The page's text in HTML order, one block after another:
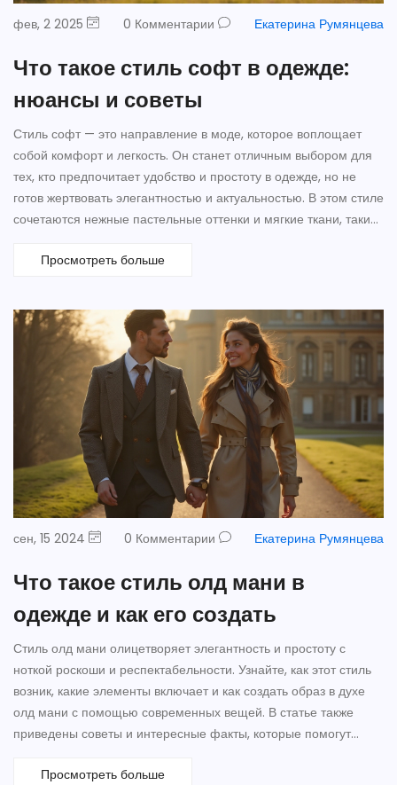
фев, 2 2025 0 Комментарии Екатерина Румянцева
Что такое стиль софт в одежде:
нюансы и советы
Стиль софт — это направление в моде, которое воплощает
собой комфорт и легкость. Он станет отличным выбором для
тех, кто предпочитает удобство и простоту в одежде, но не
готов жертвовать элегантностью и актуальностью. В этом стиле
сочетаются нежные пастельные оттенки и мягкие ткани, такие
популярность среди современных модниц благодаря своей
Просмотреть больше
сен, 15 2024 0 Комментарии Екатерина Румянцева
Что такое стиль олд мани в
одежде и как его создать
Стиль олд мани олицетворяет элегантность и простоту с
ноткой роскоши и респектабельности. Узнайте, как этот стиль
возник, какие элементы включает и как создать образ в духе
олд мани с помощью современных вещей. В статье также
приведены советы и интересные факты, которые помогут
Просмотреть больше